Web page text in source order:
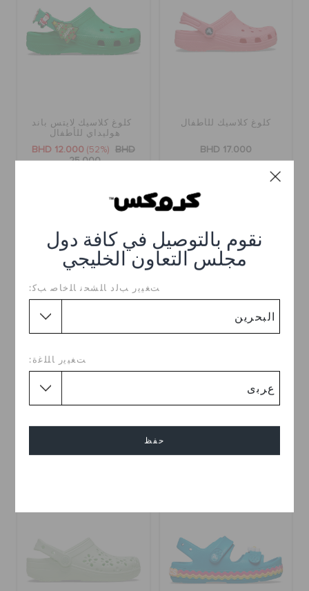
نقوم بالتوصيل في كافة دول
مجلس التعاون الخليجي
ﺖﻐﻴﻳﺭ ﺐﻟﺩ ﺎﻠﺸﺤﻧ ﺎﻠﺧﺎﺻ ﺐﻛ:
ﺖﻐﻴﻳﺭ ﺎﻠﻠﻏﺓ:
حفظ
كلوغ كلاسيك للأطفال
BHD 17.000
+58
كلوغ كلاسيك لايتس باند
هوليداي للأطفال
BHD 12.000 (52%)
BHD
25.000
حذاء كلوغ كلاسيك للأطفال حذاء كلوغ كلاسيك للأطفال